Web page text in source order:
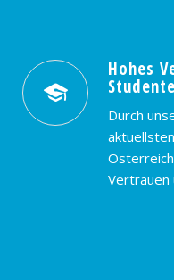
Hohes
Durch
Vertrauen